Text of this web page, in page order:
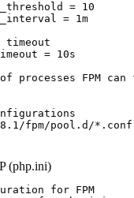
= 10
= 1m
timeout
= 10s
of processes FPM
(php.ini)
for FPM